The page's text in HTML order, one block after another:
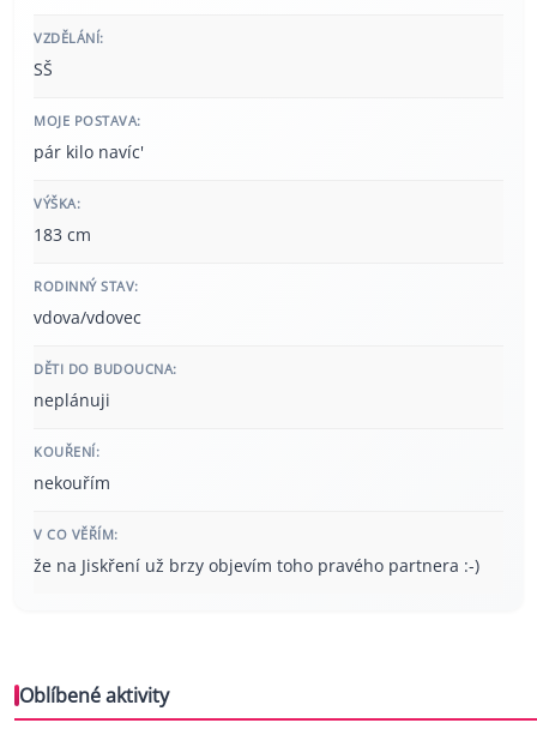
VZDĚLÁNÍ:
SŠ
MOJE POSTAVA:
pár kilo navíc'
VÝŠKA:
183 cm
RODINNÝ STAV:
vdova/vdovec
DĚTI DO BUDOUCNA:
neplánuji
KOUŘENÍ:
nekouřím
V CO VĚŘÍM:
že na Jiskření už brzy objevím toho pravého partnera :-)
Oblíbené aktivity